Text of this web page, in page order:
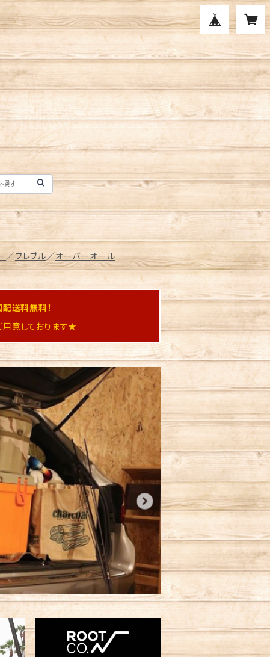
／フレブル／オーバーオール
送料無料！
意しております★